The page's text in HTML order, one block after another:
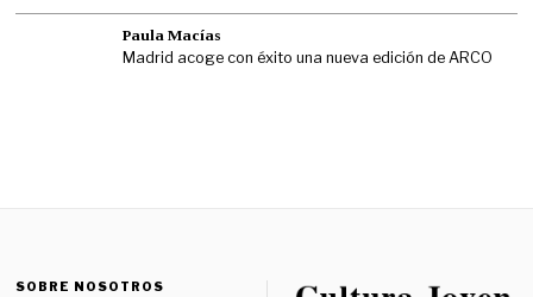
Paula Macías
Madrid acoge con éxito una nueva edición de ARCO
SOBRE NOSOTROS